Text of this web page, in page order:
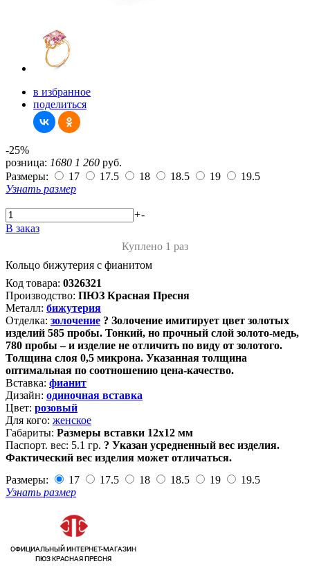
в избранное
поделиться
-25%
розница: 1680 1 260 руб.
Размеры:
17 17.5 18 18.5 19
19.5
Узнать размер
+-
В заказ
Куплено 1 раз
Кольцо бижутерия с фианитом
Код товара: 0326321
Производство: ПЮЗ Красная Пресня
Металл: бижутерия
Отделка: золочение ? Золочение имитирует цвет золотых
изделий 585 пробы. Тонкий, но прочный слой золото-медь,
780 пробы – и изделие не отличить по виду от золотого.
Толщина слоя 0,5 микрона. Указанная толщина
оптимальная по соотношению цена-качество.
Вставка: фианит
Дизайн: одиночная вставка
Цвет: розовый
Для кого: женское
Габариты: Размеры вставки 12х12 мм
Паспорт. вес: 5.1 гр. ? Указан усредненный вес изделия.
Фактический вес изделия может отличаться.
Размеры:
17 17.5 18 18.5 19
19.5
Узнать размер